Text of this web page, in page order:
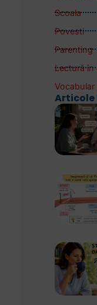
Scoala
Povesti
Parenting
Lectură în
Articole